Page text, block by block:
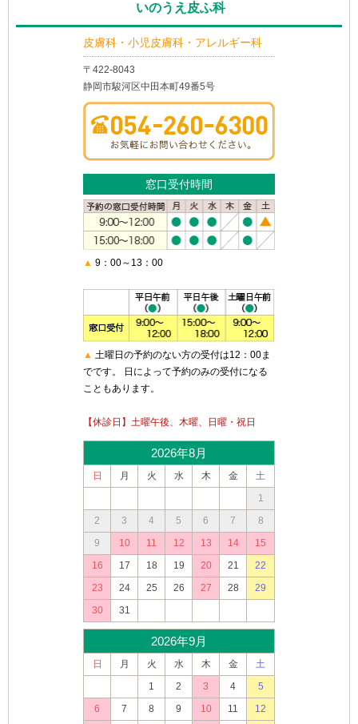
いのうえ皮ふ科
皮膚科・小児皮膚科・アレルギー科
〒422-8043
静岡市駿河区中田本町49番5号
窓口受付時間
▲ 9：00～13：00
▲ 土曜日の予約のない方の受付は12：00ま
でです。 日によって予約のみの受付になる
こともあります。
【休診日】土曜午後、木曜、日曜・祝日
2026年8月
日 月 火 水 木 金
土
1
2
3 4 5 6 7
8
9
10 11 12 13 14
15
16
17 18 19 20 21
22
23
24 25 26 27 28
29
30
31
2026年9月
日 月 火 水 木 金
土
1
2 3 4
5
6
7 8 9 10 11
12